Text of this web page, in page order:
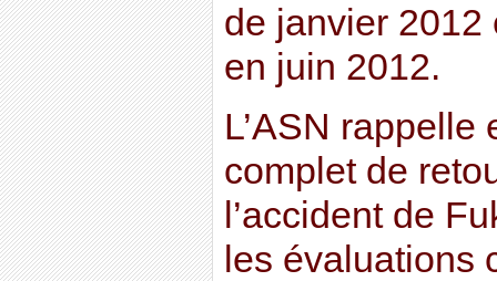
de janvier 2012
en juin 2012.
L’ASN
complet de
l’accident de
les évaluations